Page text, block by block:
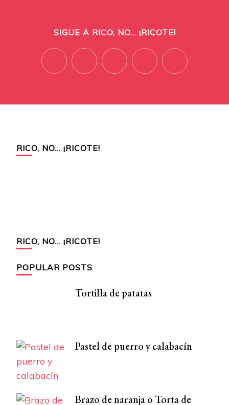
SIGUE A RICO, NO... ¡RICOTE!
RICO, NO… ¡RICOTE!
RICO, NO… ¡RICOTE!
POPULAR POSTS
Tortilla de patatas
Pastel de puerro y calabacín
Brazo de naranja o Torta de